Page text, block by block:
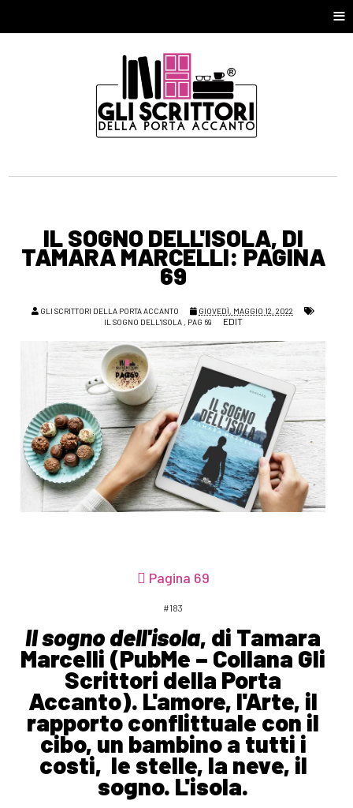
≡
IL SOGNO DELL'ISOLA, DI
TAMARA MARCELLI: PAGINA
69
GLI SCRITTORI DELLA PORTA ACCANTO
GIOVEDÌ, MAGGIO 12, 2022
IL SOGNO DELL'ISOLA, PAG 69 EDIT
Pagina 69
#183
Il sogno dell'isola, di Tamara
Marcelli (PubMe – Collana Gli
Scrittori della Porta
Accanto). L'amore, l'Arte, il
rapporto conflittuale con il
cibo, un bambino a tutti i
costi, le stelle, la neve, il
sogno. L'isola.